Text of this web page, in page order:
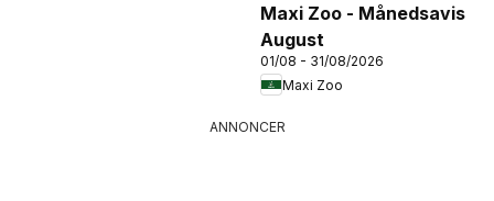
Maxi Zoo - Månedsavis
August
01/08 - 31/08/2026
Maxi Zoo
ANNONCER